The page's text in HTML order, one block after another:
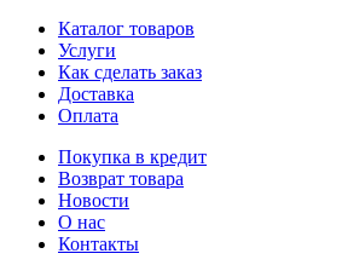
Каталог товаров
Услуги
Как сделать заказ
Доставка
Оплата
Покупка в кредит
Возврат товара
Новости
О нас
Контакты